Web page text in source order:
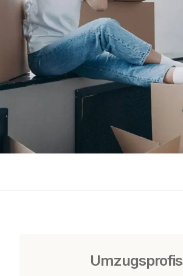
Umzugsprofis